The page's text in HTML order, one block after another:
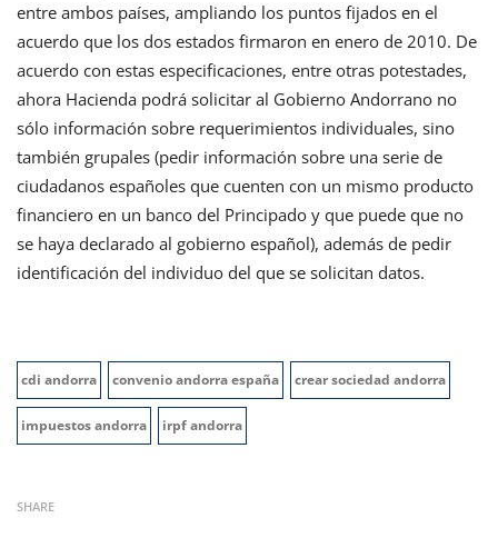
entre ambos países, ampliando los puntos fijados en el
acuerdo que los dos estados firmaron en enero de 2010. De
acuerdo con estas especificaciones, entre otras potestades,
ahora Hacienda podrá solicitar al Gobierno Andorrano no
sólo información sobre requerimientos individuales, sino
también grupales (pedir información sobre una serie de
ciudadanos españoles que cuenten con un mismo producto
financiero en un banco del Principado y que puede que no
se haya declarado al gobierno español), además de pedir
identificación del individuo del que se solicitan datos.
cdi andorra convenio andorra españa crear sociedad andorra
impuestos andorra irpf andorra
SHARE